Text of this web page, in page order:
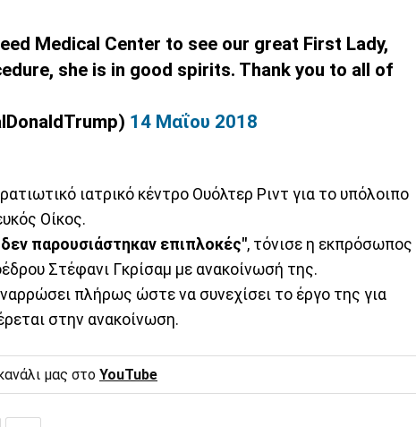
Medical Center to see our great First Lady,
she is in good spirits. Thank you to all of
14 Μαΐου 2018
ιατρικό κέντρο Ουόλτερ Ριντ για το υπόλοιπο
Οίκος.
παρουσιάστηκαν επιπλοκές", τόνισε η εκπρόσωπος
Στέφανι Γκρίσαμ με ανακοίνωσή της.
πλήρως ώστε να συνεχίσει το έργο της για
στην ανακοίνωση.
μας στο YouTube